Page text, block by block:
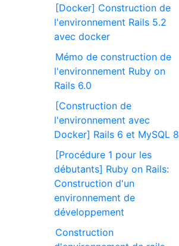
[Docker] Construction de
l'environnement Rails 5.2
avec docker
Mémo de construction de
l'environnement Ruby on
Rails 6.0
[Construction de
l'environnement avec
Docker] Rails 6 et MySQL 8
[Procédure 1 pour les
débutants] Ruby on Rails:
Construction d'un
environnement de
développement
Construction